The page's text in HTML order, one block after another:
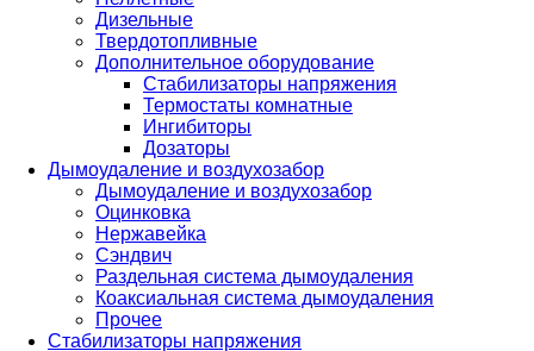
Дизельные
Твердотопливные
Дополнительное оборудование
Стабилизаторы напряжения
Термостаты комнатные
Ингибиторы
Дозаторы
Дымоудаление и воздухозабор
Дымоудаление и воздухозабор
Оцинковка
Нержавейка
Сэндвич
Раздельная система дымоудаления
Коаксиальная система дымоудаления
Прочее
Стабилизаторы напряжения